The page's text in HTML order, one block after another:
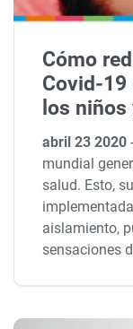
Cómo
Covid-19
los
abril 23 2020-
mundial
salud. Esto,
aislamiento,
sensaciones